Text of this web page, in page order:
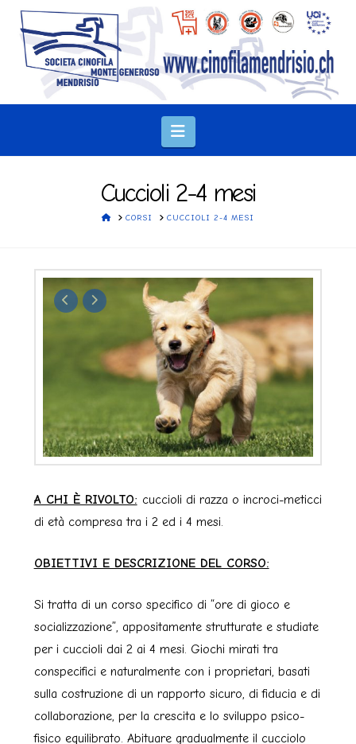
Navigation
Cuccioli 2-4 mesi
HOMECORSI CUCCIOLI 2-4 MESI
A CHI È RIVOLTO: cuccioli di razza o incroci-meticci
di età compresa tra i 2 ed i 4 mesi.
OBIETTIVI E DESCRIZIONE DEL CORSO:
Si tratta di un corso specifico di “ore di gioco e
socializzazione”, appositamente strutturate e studiate
per i cuccioli dai 2 ai 4 mesi. Giochi mirati tra
conspecifici e naturalmente con i proprietari, basati
sulla costruzione di un rapporto sicuro, di fiducia e di
collaborazione, per la crescita e lo sviluppo psico-
fisico equilibrato. Abituare gradualmente il cucciolo